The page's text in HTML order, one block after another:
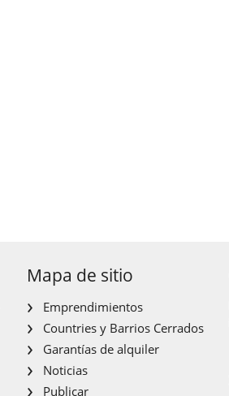
Mapa de sitio
Emprendimientos
Countries y Barrios Cerrados
Garantías de alquiler
Noticias
Publicar